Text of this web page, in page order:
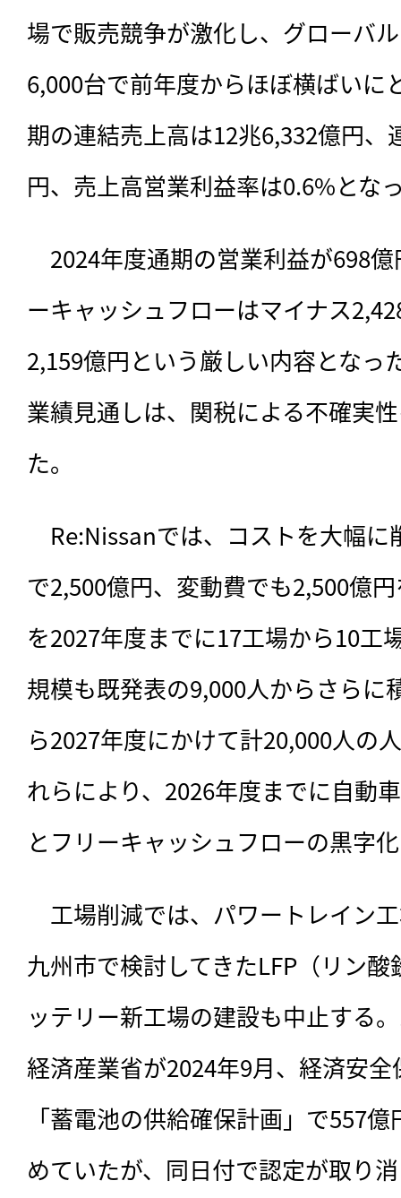
場で販売競争が激化し、グローバ
6,000台で前年度からほぼ横ばいに
期の連結売上高は12兆6,332億円、
円、売上高営業利益率は0.6%とな
2024年度通期の営業利益が698
ーキャッシュフローはマイナス
2,159億円という厳しい内容となっ
業績見通しは、関税による不確実
た。
Re:Nissanでは、コストを大幅に
で2,500億円、変動費でも2,500億
を2027年度までに17工場から10工
規模も既発表の9,000人からさらに
ら2027年度にかけて計20,000人の
れらにより、2026年度までに自動
とフリーキャッシュフローの黒字
工場削減では、パワートレイン
九州市で検討してきたLFP（リン
ッテリー新工場の建設も中止する
経済産業省が2024年9月、経済安
「蓄電池の供給確保計画」で557
めていたが、同日付で認定が取り